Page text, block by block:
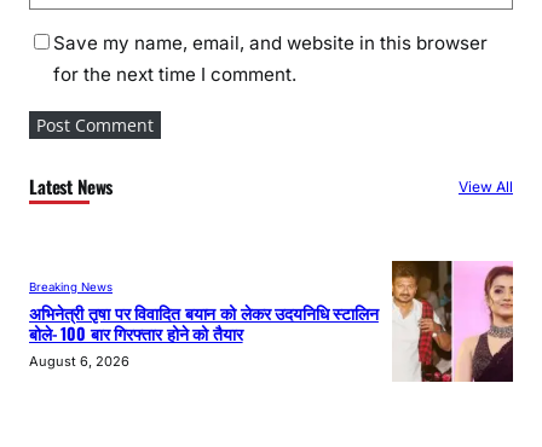
Save my name, email, and website in this browser
for the next time I comment.
Latest News View All
Breaking News
अभिनेत्री तृषा पर विवादित बयान को लेकर उदयनिधि स्टालिन
बोले- 100 बार गिरफ्तार होने को तैयार
August 6, 2026